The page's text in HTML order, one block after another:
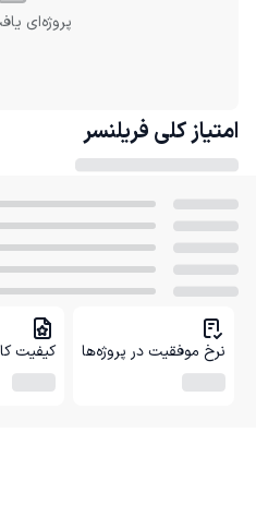
پروژه‌ای
امتیاز کلی فریلنسر
نرخ موفقیت در پروژه‌ها کیفیت